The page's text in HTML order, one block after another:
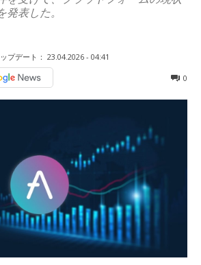
表した。
プデート： 23.04.2026 - 04:41
0